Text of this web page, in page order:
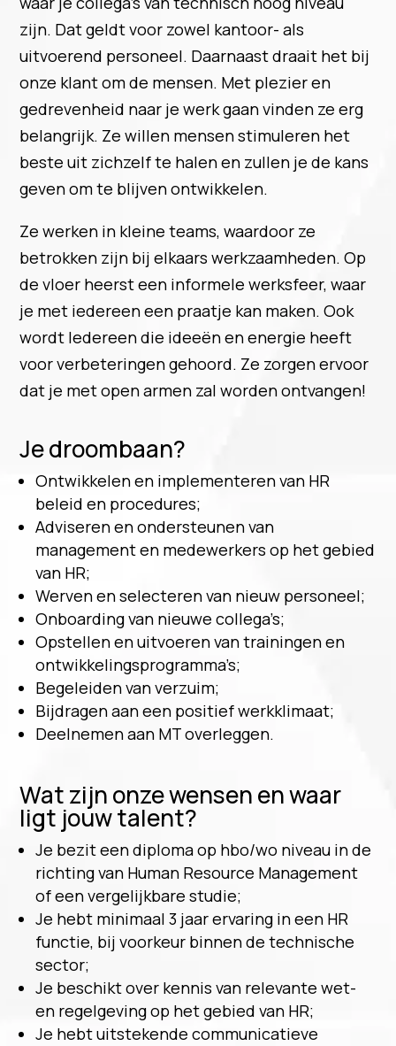
zijn. Dat geldt voor zowel kantoor- als
uitvoerend personeel. Daarnaast draait het bij
onze klant om de mensen. Met plezier en
gedrevenheid naar je werk gaan vinden ze erg
belangrijk. Ze willen mensen stimuleren het
beste uit zichzelf te halen en zullen je de kans
geven om te blijven ontwikkelen.
Ze werken in kleine teams, waardoor ze
betrokken zijn bij elkaars werkzaamheden. Op
de vloer heerst een informele werksfeer, waar
je met iedereen een praatje kan maken. Ook
wordt Iedereen die ideeën en energie heeft
voor verbeteringen gehoord. Ze zorgen ervoor
dat je met open armen zal worden ontvangen!
Je droombaan?
Ontwikkelen en implementeren van HR
beleid en procedures;
Adviseren en ondersteunen van
management en medewerkers op het gebied
van HR;
Werven en selecteren van nieuw personeel;
Onboarding van nieuwe collega’s;
Opstellen en uitvoeren van trainingen en
ontwikkelingsprogramma’s;
Begeleiden van verzuim;
Bijdragen aan een positief werkklimaat;
Deelnemen aan MT overleggen.
Wat zijn onze wensen en waar
ligt jouw talent?
Je bezit een diploma op hbo/wo niveau in de
richting van Human Resource Management
of een vergelijkbare studie;
Je hebt minimaal 3 jaar ervaring in een HR
functie, bij voorkeur binnen de technische
sector;
Je beschikt over kennis van relevante wet-
en regelgeving op het gebied van HR;
Je hebt uitstekende communicatieve